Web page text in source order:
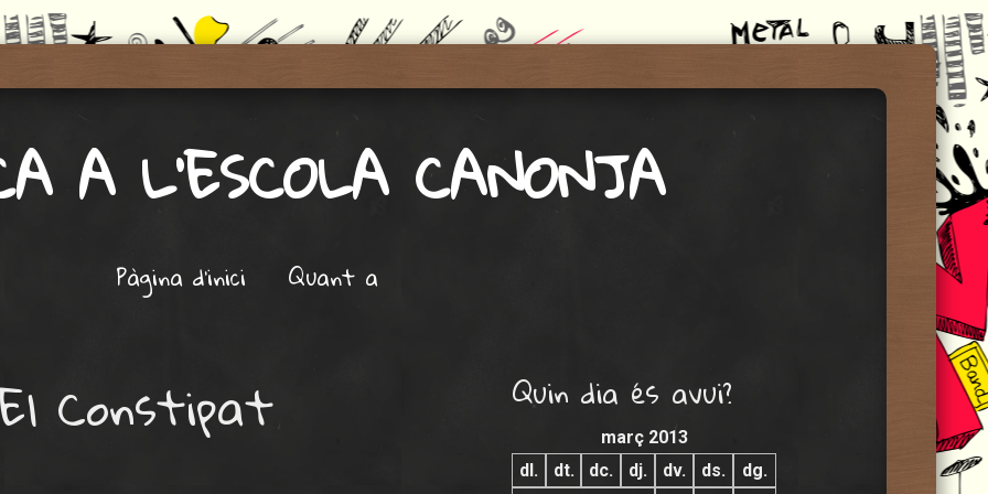
A L'ESCOLA CANONJA
Pàgina d'inici Quant a
Constipat Quin dia és avui?
març 2013
dl.
dt. dc. dj. dv. ds. dg.